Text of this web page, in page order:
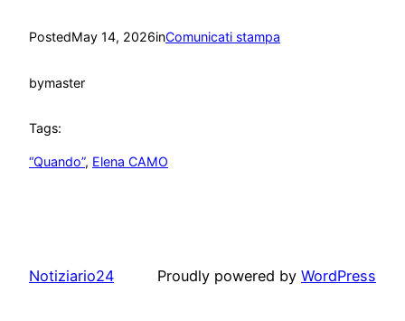
PostedMay 14, 2026inComunicati stampa
bymaster
Tags:
“Quando”, Elena CAMO
Notiziario24 Proudly powered by WordPress